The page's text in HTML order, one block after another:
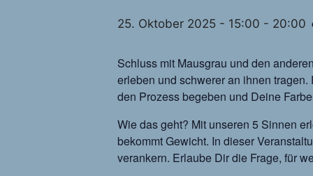
25. Oktober 2025 - 15:00 - 20:00
Schluss mit Mausgrau und den
erleben und schwerer an ihnen
den Prozess begeben und Deine
Wie das geht? Mit unseren 5 Sinnen
bekommt Gewicht. In dieser
verankern. Erlaube Dir die Frage, für